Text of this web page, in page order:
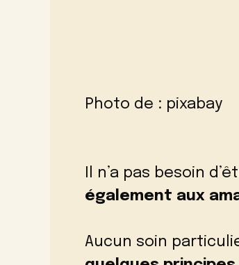
Photo de : pixabay
Il n’a pas besoin
également aux
Aucun soin